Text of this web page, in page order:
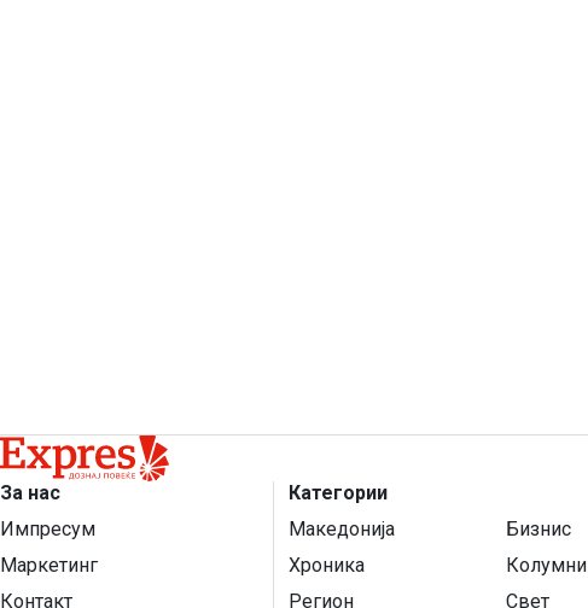
За нас
Импресум
Маркетинг
Контакт
Категории
Македонија
Бизнис
Хроника
Колумни
Регион
Свет